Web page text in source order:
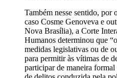
Também nesse sentido, por
caso Cosme Genoveva e
Nova Brasília), a Corte
Humanos determinou que
medidas legislativas ou de
para permitir às vítimas de
participar de maneira